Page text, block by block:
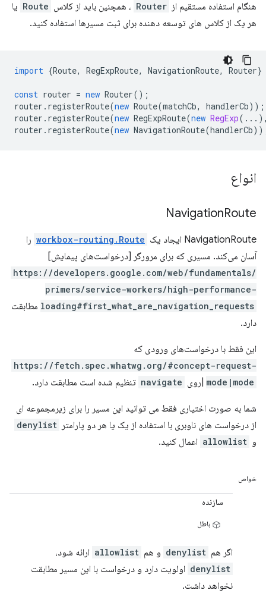
هنگام استفاده مستقیم از Router ، همچنین باید از کلاس Route یا
هر یک از کلاس های توسعه دهنده برای ثبت مسیرها استفاده کنید.
import {Route, RegExpRoute, NavigationRoute, Router}
const router = new Router();
router . registerRoute(new Route(matchCb, handlerCb));
router . registerRoute(new RegExpRoute(new RegExp
router . registerRoute(new NavigationRoute(handlerCb
انواع
NavigationRoute
NavigationRoute ایجاد یک workbox-routing.Route را
آسان می‌کند. مسیری که برای مرورگر [درخواست‌های پیمایش]
https://developers.google.com/web/fundamentals/
primers/service-workers/high-performance-
loading#first_what_are_navigation_requests مطابقت
دارد.
این فقط با درخواست‌های ورودی که
https://fetch.spec.whatwg.org/#concept-request-
mode|mode |روی navigate تنظیم شده است مطابقت دارد.
شما به صورت اختیاری فقط می توانید این مسیر را برای زیرمجموعه ای
از درخواست های ناوبری با استفاده از یک یا هر دو پارامتر denylist
و allowlist اعمال کنید.
خواص
سازنده
باطل
اگر هم denylist و هم allowlist ارائه شود،
denylist اولویت دارد و درخواست با این مسیر مطابقت
نخواهد داشت.